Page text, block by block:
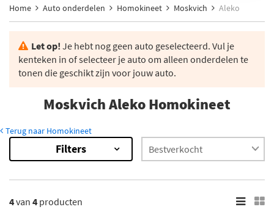
Home
Auto onderdelen Homokineet Moskvich Aleko
Let op! Je hebt nog geen auto geselecteerd. Vul je
kenteken in of selecteer je auto om alleen onderdelen te
tonen die geschikt zijn voor jouw auto.
Moskvich Aleko Homokineet
Terug naar Homokineet
Resultaten
×
Metelli (2)
Filters
4van 4 producten